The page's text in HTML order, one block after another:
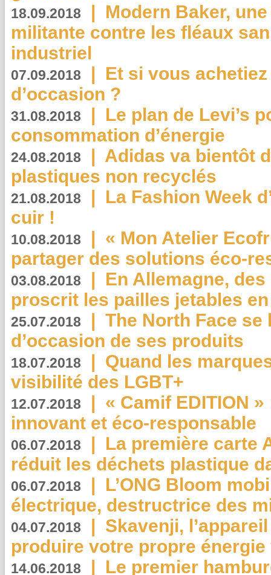
18.09.2018 | Modern Baker,
militante contre les fléaux
industriel
07.09.2018 | Et si vous
d’occasion ?
31.08.2018 | Le plan de Levi’s
consommation d’énergie
24.08.2018 | Adidas va bientôt
plastiques non recyclés
21.08.2018 | La Fashion Week
cuir !
10.08.2018 | « Mon Atelier
partager des solutions éco-
03.08.2018 | En Allemagne,
proscrit les pailles jetables
25.07.2018 | The North Face se
d’occasion de ses produits
18.07.2018 | Quand les
visibilité des LGBT+
12.07.2018 | « Camif EDITION
innovant et éco-responsable
06.07.2018 | La première carte
réduit les déchets plastique
06.07.2018 | L’ONG Bloom
électrique, destructrice des
04.07.2018 | Skavenji,
produire votre propre
14.06.2018 | Le premier